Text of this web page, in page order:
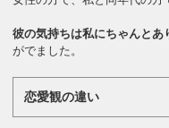
彼の気持ちは私にちゃんとあ
がでました。
恋愛観の違い